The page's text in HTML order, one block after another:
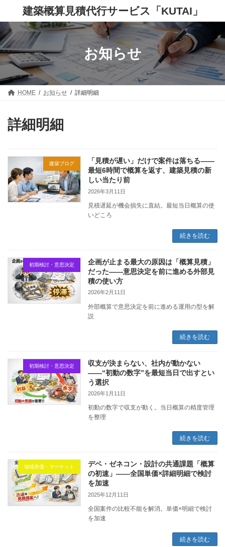
テ
ン
ツ
へ
ス
キ
ッ
プ
ゲ
ー
シ
ョ
ン
に
移
動
建築概算見積代行サービス「KUTAI」
お知らせ
HOME お知らせ 詳細明細
詳細明細
建築ブログ
「見積が遅い」だけで案件は落ちる——
最短6時間で概算を返す、建築見積の新
しい当たり前
2026年3月11日
見積遅延が機会損失に直結。最短当日概算の使
いどころ
続きを読む
初期検討・意思決定
企画が止まる最大の原因は「概算見積」
だった——意思決定を前に進める外部見
積の使い方
2026年2月11日
外部概算で意思決定を前に進める運用の型を解
説
続きを読む
初期検討・意思決定
収支が決まらない、社内が動かない
——“初動の数字”を最短当日で出すとい
う選択
2026年1月11日
初動の数字で収支が動く。当日概算の精度管理
を整理
続きを読む
地域単価・マーケット
デベ・ゼネコン・設計の共通課題「概算
の初速」——全国単価×詳細明細で検討
を加速
2025年12月11日
全国案件の比較不能を解消。単価×明細で検討
を加速
続きを読む